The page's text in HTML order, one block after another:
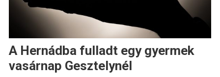
A Hernádba fulladt egy gyermek
vasárnap Gesztelynél